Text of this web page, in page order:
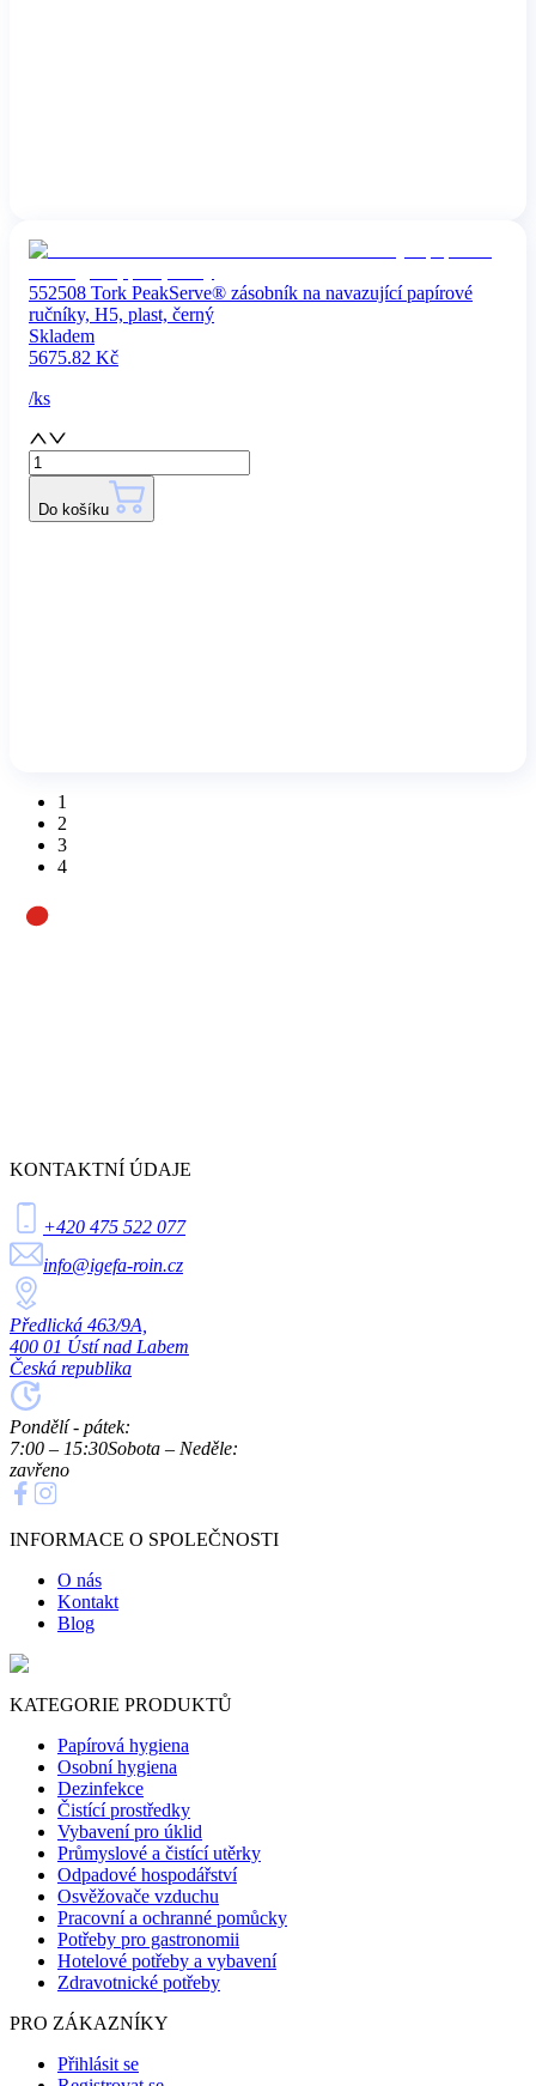
552508 Tork PeakServe® zásobník na navazující papírové
ručníky, H5, plast, černý
Skladem
5675.82 Kč
/ks
Do košíku
1
2
3
4
KONTAKTNÍ ÚDAJE
+420 475 522 077
info@igefa-roin.cz
Předlická 463/9A,
400 01 Ústí nad Labem
Česká republika
Pondělí - pátek:
7:00 – 15:30Sobota – Neděle:
zavřeno
INFORMACE O SPOLEČNOSTI
O nás
Kontakt
Blog
KATEGORIE PRODUKTŮ
Papírová hygiena
Osobní hygiena
Dezinfekce
Čistící prostředky
Vybavení pro úklid
Průmyslové a čistící utěrky
Odpadové hospodářství
Osvěžovače vzduchu
Pracovní a ochranné pomůcky
Potřeby pro gastronomii
Hotelové potřeby a vybavení
Zdravotnické potřeby
PRO ZÁKAZNÍKY
Přihlásit se